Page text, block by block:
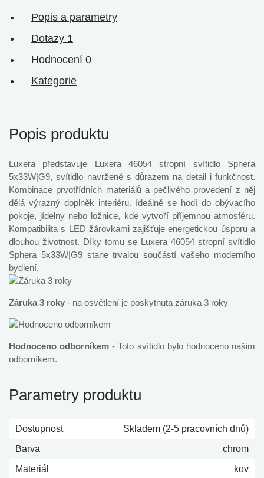
Popis a parametry
Dotazy 1
Hodnocení 0
Kategorie
Popis produktu
Luxera představuje Luxera 46054 stropní svítidlo Sphera
5x33W|G9, svítidlo navržené s důrazem na detail i funkčnost.
Kombinace prvotřídních materiálů a pečlivého provedení z něj
dělá výrazný doplněk interiéru. Ideálně se hodí do obývacího
pokoje, jídelny nebo ložnice, kde vytvoří příjemnou atmosféru.
Kompatibilita s LED žárovkami zajišťuje energetickou úsporu a
dlouhou životnost. Díky tomu se Luxera 46054 stropní svítidlo
Sphera 5x33W|G9 stane trvalou součástí vašeho moderního
bydlení.
Záruka 3 roky - na osvětlení je poskytnuta záruka 3 roky
Hodnoceno odborníkem - Toto svítidlo bylo hodnoceno našim
odborníkem.
Parametry produktu
Dostupnost
Skladem (2-5 pracovních dnů)
Barva
chrom
Materiál
kov